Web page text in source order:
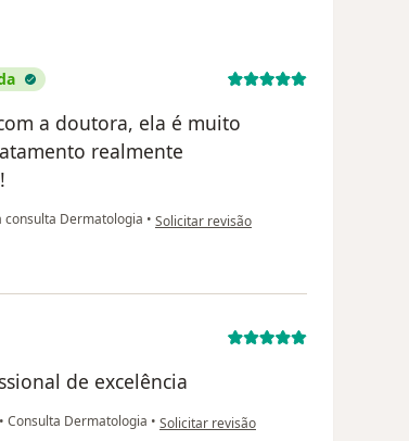
a doutora, ela é muito
realmente
consulta Dermatologia • na opinião do utilizador Emanoelle Caroline
Solicitar revisão
de excelência
• Consulta Dermatologia • na opinião do utilizador Lucas
Solicitar revisão